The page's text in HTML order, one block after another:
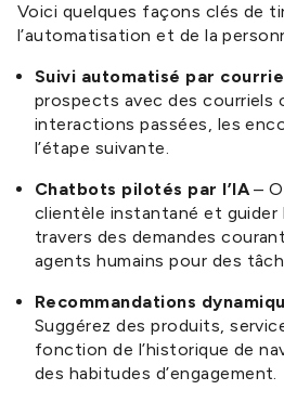
Voici quelques façons clés de
l’automatisation et de la
Suivi automatisé par
prospects avec des courriels
interactions passées, les
l’étape suivante.
Chatbots pilotés par l’IA–
clientèle instantané et guider
travers des demandes
agents humains pour des
Recommandations
Suggérez des produits,
fonction de l’historique de
des habitudes d’engagement.